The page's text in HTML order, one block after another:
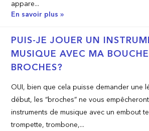
appare...
En savoir plus »
PUIS-JE JOUER UN
MUSIQUE AVEC MA
BROCHES?
OUI, bien que cela puisse demander une
début, les “broches” ne vous
instruments de musique avec un embout
trompette, trombone,...